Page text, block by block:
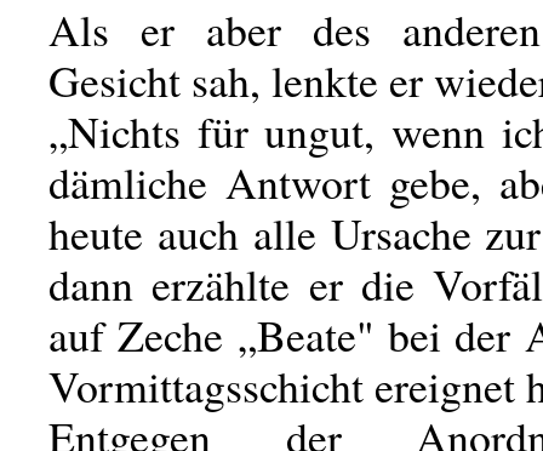
Als er aber des anderen
Gesicht sah, lenkte er
„Nichts für ungut, wenn
dämliche Antwort gebe,
heute auch alle Ursache
dann erzählte er die
auf Zeche „Beate" bei der
Vormittagsschicht ereignet
Entgegen der